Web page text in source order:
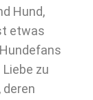
Hund,
etwas
zu